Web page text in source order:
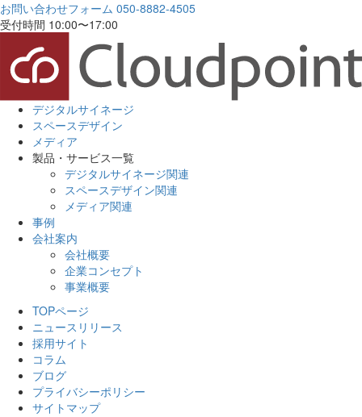
お問い合わせフォーム 050-8882-4505
受付時間 10:00〜17:00
デジタルサイネージ
スペースデザイン
メディア
製品・サービス一覧
デジタルサイネージ関連
スペースデザイン関連
メディア関連
事例
会社案内
会社概要
企業コンセプト
事業概要
TOPページ
ニュースリリース
採用サイト
コラム
ブログ
プライバシーポリシー
サイトマップ